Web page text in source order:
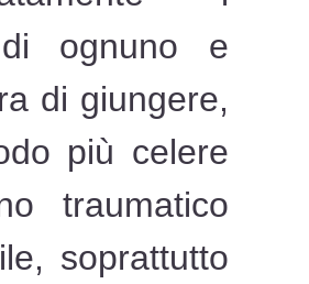
ognuno e
di giungere,
più celere
traumatico
soprattutto